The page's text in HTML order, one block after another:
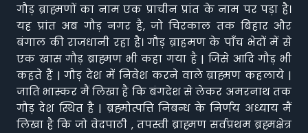
गौड़ ब्राह्मणों का नाम एक प्राचीन प्रांत के नाम पर पड़ा है।
यह प्रांत अब गौड़ नगर है, जो चिरकाल तक बिहार और
बंगाल की राजधानी रहा है। गौड़ ब्राहमण के पाँच भेदों में से
एक खास गौड़ ब्राह्मण भी कहा गया है | जिसे आदि गौड़ भी
कहते हैं | गौड़ देश में निवेश करने वाले ब्राह्मण कहलाये |
जाति भास्कर मैं लिखा है कि बंगदेश से लेकर अमरनाथ तक
गौड़ देश स्थित है | ब्रह्मोत्पत्ति निबन्ध के निर्णय अध्याय मैं
लिखा है कि जो वेदपाठी , तपस्वी ब्राह्मण सर्वप्रथम ब्रह्मक्षेत्र